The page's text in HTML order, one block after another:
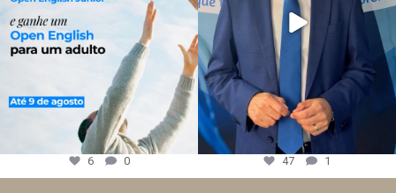
6 0 47 1